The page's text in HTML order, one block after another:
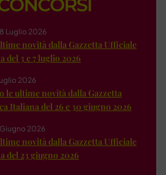
Luglio 2026
novità dalla Gazzetta Ufficiale
del 3 e 7 luglio 2026
2026
le ultime novità dalla Gazzetta
Italiana del 26 e 30 giugno 2026
2026
novità dalla Gazzetta Ufficiale
del 23 giugno 2026